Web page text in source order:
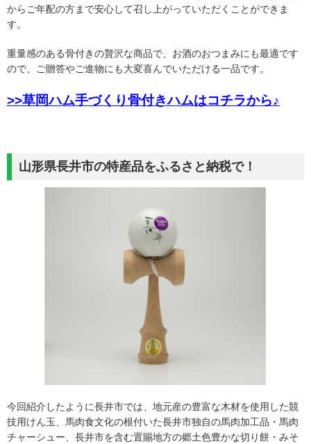
からご年配の方まで安心して召し上がっていただくことができま
す。
重量感のある骨付きの贅沢な商品で、お酒のおつまみにも最適です
ので、ご贈答やご進物にも大変喜んでいただける一品です。
>>草岡ハム手づくり骨付きハムはコチラから♪
山形県長井市の特産品をふるさと納税で！
今回紹介したように長井市では、地元産の豊富な木材を使用した競
技用けん玉、馬肉食文化の根付いた長井市独自の馬肉加工品・馬肉
チャーシュー、長井市を含む置賜地方の郷土色豊かな切り餅・みそ